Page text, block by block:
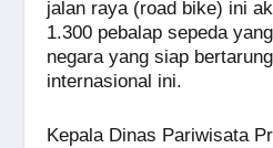
k
jalan raya (road bike) ini
1.300 pebalap sepeda
negara yang siap
internasional ini.
Kepala Dinas Pariwisata